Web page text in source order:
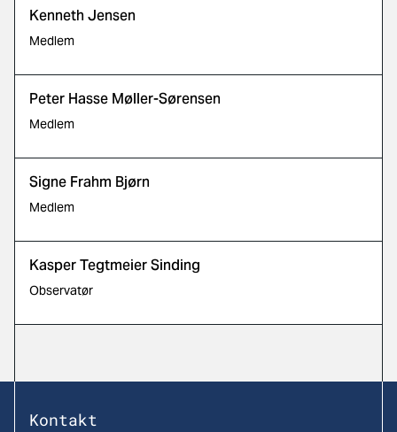
Kenneth Jensen
Medlem
Peter Hasse Møller-Sørensen
Medlem
Signe Frahm Bjørn
Medlem
Kasper Tegtmeier Sinding
Observatør
Kontakt